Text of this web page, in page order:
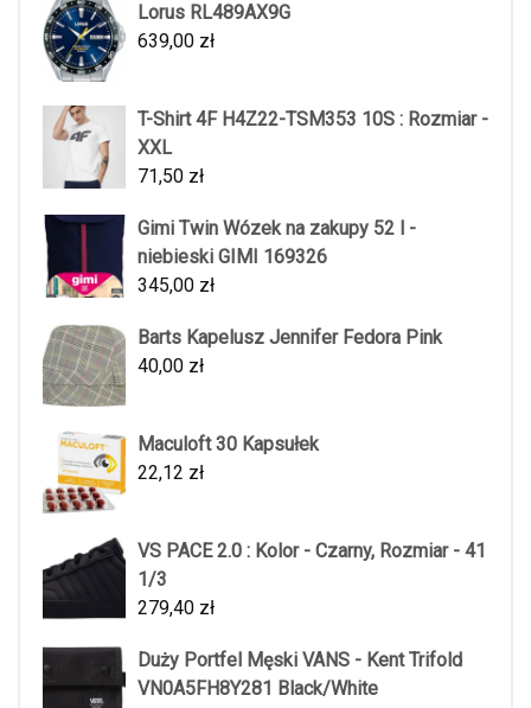
Lorus RL489AX9G
639,00 zł
T-Shirt 4F H4Z22-TSM353 10S : Rozmiar -
XXL
71,50 zł
Gimi Twin Wózek na zakupy 52 l -
niebieski GIMI 169326
345,00 zł
Barts Kapelusz Jennifer Fedora Pink
40,00 zł
Maculoft 30 Kapsułek
22,12 zł
VS PACE 2.0 : Kolor - Czarny, Rozmiar - 41
1/3
279,40 zł
Duży Portfel Męski VANS - Kent Trifold
VN0A5FH8Y281 Black/White